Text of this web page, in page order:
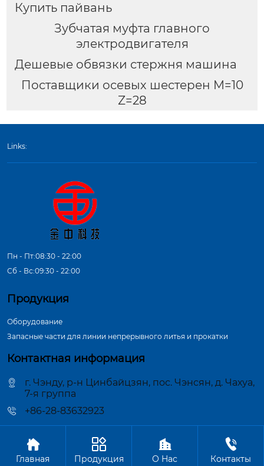
Купить пайвань
Зубчатая муфта главного
электродвигателя
Дешевые обвязки стержня машина
Поставщики осевых шестерен M=10
Z=28
Links:
Пн - Пт:08:30 - 22:00
Сб - Вс:09:30 - 22:00
Продукция
Оборудование
Запасные части для линии непрерывного литья и прокатки
Контактная информация
г. Чэнду, р-н Цинбайцзян, пос. Чэнсян, д. Чахуа,
7-я группа
+86-28-83632923
Авторское право©ООО Чэнду Цзиньчжун Машиностроение

Главная

Продукция

О Hас

Контакты